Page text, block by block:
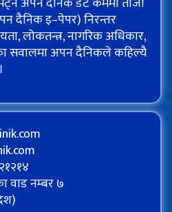
दैनिक इ–पेपर) निरन्तर
लोकतन्त्र, नागरिक अधिकार,
सवालमा अपन दैनिकले कहिल्यै
वाड नम्बर ७